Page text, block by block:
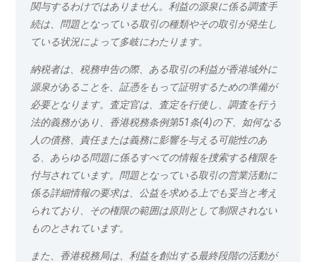
関与するわけではありません。利益の源泉に係る調査手
続は、問題となっている取引の種類やその取引が発生し
ている状況によって多岐にわたります。
納税者は、税務申告の際、ある取引の利益が香港域外に
源泉があることを、証憑をもって証明するための準備が
必要となります。査定官は、査定を行使し、調査を行う
法的義務があり、香港税務条例第51条(4)の下、如何なる
人の債務、責任または義務に影響を与える可能性のあ
る、あらゆる問題に係るすべての情報を捜索する権限を
付与されています。問題となっている取引の営業活動に
係る詳細情報の要求は、公益を求める上でも妥当と考え
られており、その権限の範囲は原則として制限されない
ものとされています。
また、香港税務局は、利益を創出する最終段階の活動が